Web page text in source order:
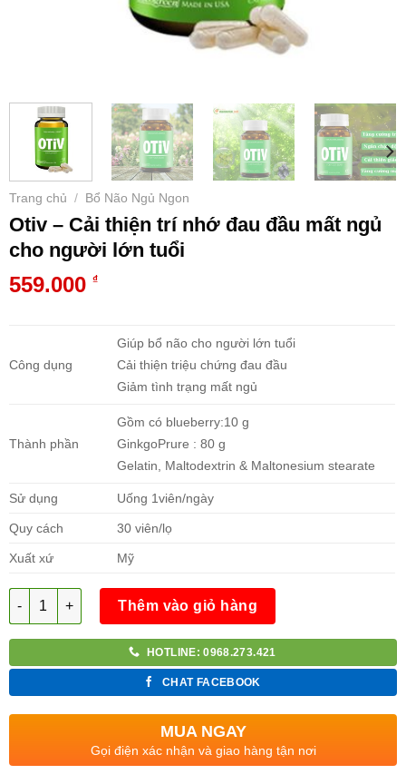
Trang chủ / Bổ Não Ngủ Ngon
Otiv – Cải thiện trí nhớ đau đầu mất ngủ
cho người lớn tuổi
559.000 ₫
Công dụng
Giúp bổ não cho người lớn tuổi
Cải thiện triệu chứng đau đầu
Giảm tình trạng mất ngủ
Thành phần
Gồm có blueberry:10 g
GinkgoPrure : 80 g
Gelatin, Maltodextrin & Maltonesium stearate
Sử dụng Uống 1viên/ngày
Quy cách 30 viên/lọ
Xuất xứ Mỹ
Số lượng
Thêm vào giỏ hàng
HOTLINE: 0968.273.421
CHAT FACEBOOK
MUA NGAY
Gọi điện xác nhận và giao hàng tận nơi